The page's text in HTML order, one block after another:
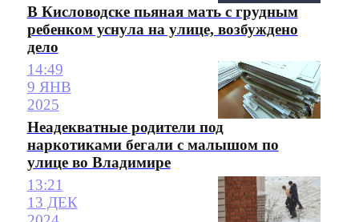
В Кисловодске пьяная мать с грудным
ребенком уснула на улице, возбуждено
дело
14:49
9 ЯНВ
2025
Неадекватные родители под
наркотиками бегали с малышом по
улице во Владимире
13:21
13 ДЕК